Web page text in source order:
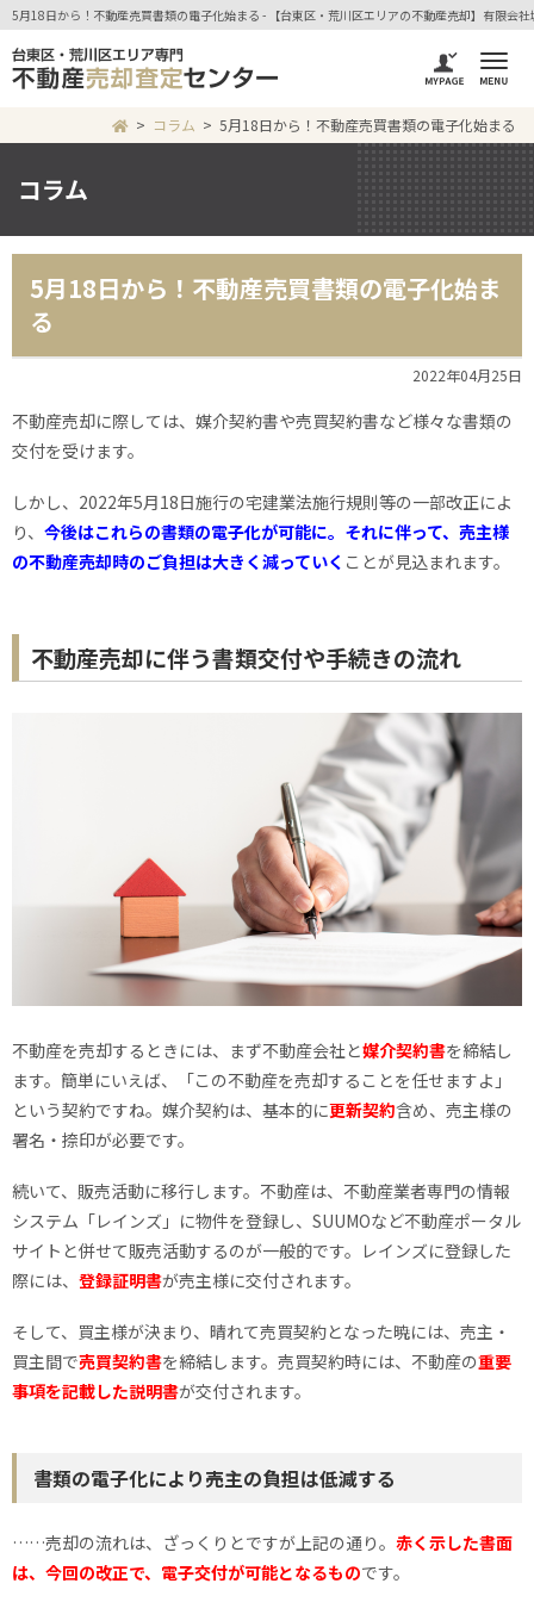
5月18日から！不動産売買書類の電子化始まる - 【台東区・荒川区エリアの不動産売却】有限会
コラム 5月18日から！不動産売買書類の電子化始まる
コラム
5月18日から！不動産売買書類の電子化始ま
る
2022年04月25日
不動産売却に際しては、媒介契約書や売買契約書など様々な書類の
交付を受けます。
しかし、2022年5月18日施行の宅建業法施行規則等の一部改正によ
り、 今後はこれらの書類の電子化が可能に。それに伴って、売主様
の不動産売却時のご負担は大きく減っていく ことが見込まれます。
不動産売却に伴う書類交付や手続きの流れ
不動産を売却するときには、まず不動産会社と媒介契約書を締結し
ます。簡単にいえば、「この不動産を売却することを任せますよ」
という契約ですね。媒介契約は、基本的に更新契約含め、売主様の
署名・捺印が必要です。
続いて、販売活動に移行します。不動産は、不動産業者専門の情報
システム「レインズ」に物件を登録し、SUUMOなど不動産ポータル
サイトと併せて販売活動するのが一般的です。レインズに登録した
際には、 登録証明書が売主様に交付されます。
そして、買主様が決まり、晴れて売買契約となった暁には、売主・
買主間で売買契約書を締結します。売買契約時には、不動産の重要
事項を記載した説明書が交付されます。
書類の電子化により売主の負担は低減する
……売却の流れは、ざっくりとですが上記の通り。 赤く示した書面
は、今回の改正で、電子交付が可能となるものです。